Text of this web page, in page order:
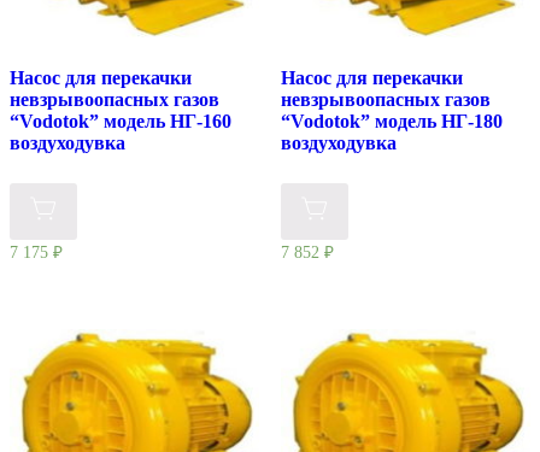
Насос для перекачки
невзрывоопасных газов
“Vodotok” модель НГ-160
воздуходувка
7 175 ₽
Насос для перекачки
невзрывоопасных газов
“Vodotok” модель НГ-180
воздуходувка
7 852 ₽